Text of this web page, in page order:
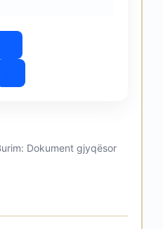
Dokument gjyqësor